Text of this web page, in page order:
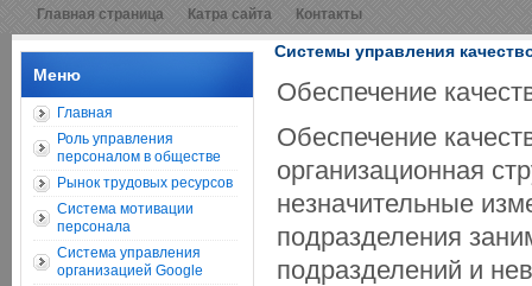
Главная страница Катра сайта Контакты
Меню
Главная
Роль управления
персоналом в обществе
Рынок трудовых ресурсов
Система мотивации
персонала
Система управления
организацией Google
Системы управления
Обеспечение
Обеспечение
организационная
незначительные
подразделения
подразделений и